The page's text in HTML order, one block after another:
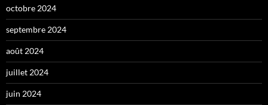
octobre 2024
septembre 2024
août 2024
juillet 2024
juin 2024